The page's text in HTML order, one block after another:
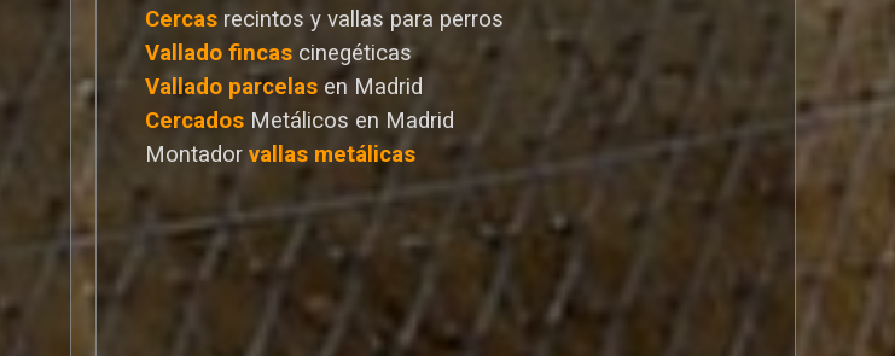
Cercas recintos y vallas para perros
Vallado fincas cinegéticas
Vallado parcelas en Madrid
Cercados Metálicos en Madrid
Montador vallas metálicas